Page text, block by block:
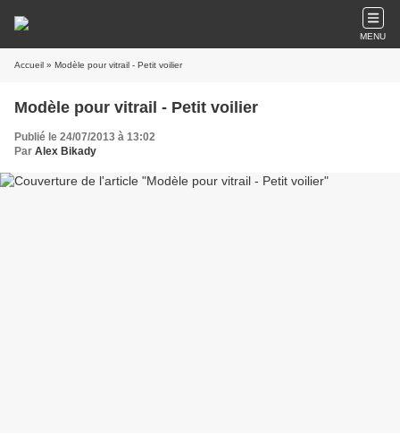
MENU
Accueil » Modèle pour vitrail - Petit voilier
Modèle pour vitrail - Petit voilier
Publié le 24/07/2013 à 13:02
Par Alex Bikady